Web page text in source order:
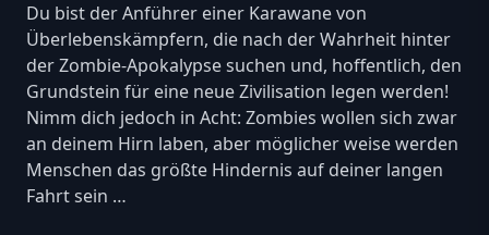
Du bist der Anführer einer Karawane von
Überlebenskämpfern, die nach der Wahrheit hinter
der Zombie-Apokalypse suchen und, hoffentlich, den
Grundstein für eine neue Zivilisation legen werden!
Nimm dich jedoch in Acht: Zombies wollen sich zwar
an deinem Hirn laben, aber möglicher weise werden
Menschen das größte Hindernis auf deiner langen
Fahrt sein …